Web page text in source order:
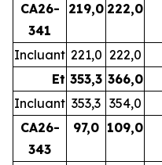
CA26-
341
219,0 222,0
Incluant 221,0 222,0
Et 353,3 366,0
Incluant 353,3 354,0
CA26-
343
97,0 109,0